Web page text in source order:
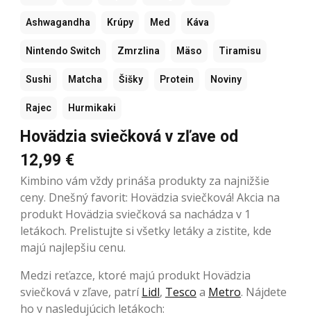
Ashwagandha Krúpy Med Káva
Nintendo Switch Zmrzlina Mäso Tiramisu
Sushi Matcha Šišky Protein Noviny
Rajec Hurmikaki
Hovädzia sviečková v zľave od
12,99 €
Kimbino vám vždy prináša produkty za najnižšie
ceny. Dnešný favorit: Hovädzia sviečková! Akcia na
produkt Hovädzia sviečková sa nachádza v 1
letákoch. Prelistujte si všetky letáky a zistite, kde
majú najlepšiu cenu.
Medzi reťazce, ktoré majú produkt Hovädzia
sviečková v zľave, patríLidl, Tesco a Metro. Nájdete
ho v nasledujúcich letákoch: